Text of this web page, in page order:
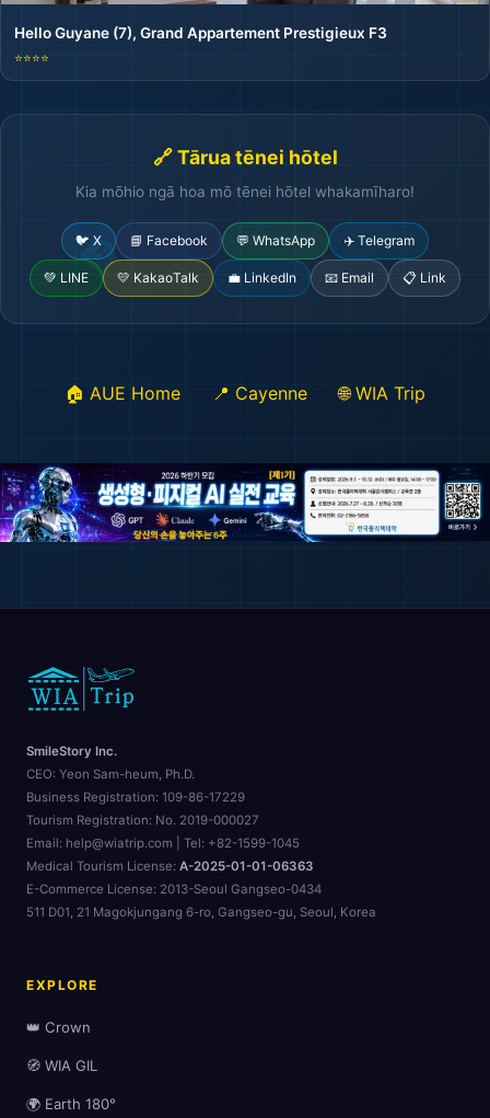
🏖️
Hello Guyane (7), Grand Appartement Prestigieux F3
⭐⭐⭐⭐
🔗 Tārua tēnei hōtel
Kia mōhio ngā hoa mō tēnei hōtel whakamīharo!
🐦 X 📘 Facebook 💬 WhatsApp ✈️ Telegram
💚 LINE 💛 KakaoTalk 💼 LinkedIn 📧 Email 📋 Link
🏠 AUE Home 📍 Cayenne 🌐 WIA Trip
SmileStory Inc.
CEO: Yeon Sam-heum, Ph.D.
Business Registration: 109-86-17229
Tourism Registration: No. 2019-000027
Email: help@wiatrip.com | Tel: +82-1599-1045
Medical Tourism License: A-2025-01-01-06363
E-Commerce License: 2013-Seoul Gangseo-0434
511 D01, 21 Magokjungang 6-ro, Gangseo-gu, Seoul, Korea
EXPLORE
👑 Crown
🧭 WIA GIL
🌍 Earth 180°